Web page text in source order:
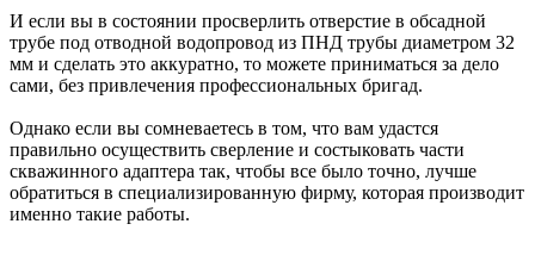
И если вы в состоянии просверлить отверстие в обсадной
трубе под отводной водопровод из ПНД трубы диаметром 32
мм и сделать это аккуратно, то можете приниматься за дело
сами, без привлечения профессиональных бригад.
Однако если вы сомневаетесь в том, что вам удастся
правильно осуществить сверление и состыковать части
скважинного адаптера так, чтобы все было точно, лучше
обратиться в специализированную фирму, которая производит
именно такие работы.